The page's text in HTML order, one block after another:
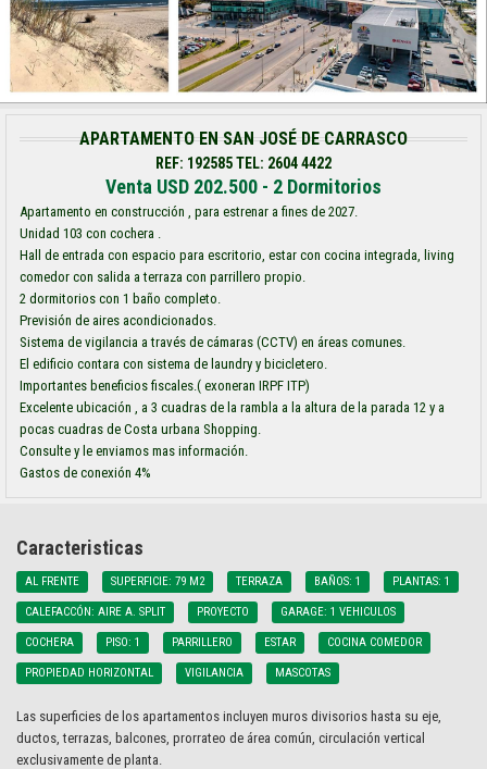
APARTAMENTO EN SAN JOSÉ DE CARRASCO
REF: 192585 TEL: 2604 4422
Venta USD 202.500 - 2 Dormitorios
Apartamento en construcción , para estrenar a fines de 2027.
Unidad 103 con cochera .
Hall de entrada con espacio para escritorio, estar con cocina integrada, living
comedor con salida a terraza con parrillero propio.
2 dormitorios con 1 baño completo.
Previsión de aires acondicionados.
Sistema de vigilancia a través de cámaras (CCTV) en áreas comunes.
El edificio contara con sistema de laundry y bicicletero.
Importantes beneficios fiscales.( exoneran IRPF ITP)
Excelente ubicación , a 3 cuadras de la rambla a la altura de la parada 12 y a
pocas cuadras de Costa urbana Shopping.
Consulte y le enviamos mas información.
Gastos de conexión 4%
Caracteristicas
AL FRENTE SUPERFICIE: 79 M2 TERRAZA BAÑOS: 1 PLANTAS: 1
CALEFACCÓN: AIRE A. SPLIT PROYECTO GARAGE: 1 VEHICULOS
COCHERA PISO: 1 PARRILLERO ESTAR COCINA COMEDOR
PROPIEDAD HORIZONTAL VIGILANCIA MASCOTAS
Las superficies de los apartamentos incluyen muros divisorios hasta su eje,
ductos, terrazas, balcones, prorrateo de área común, circulación vertical
exclusivamente de planta.